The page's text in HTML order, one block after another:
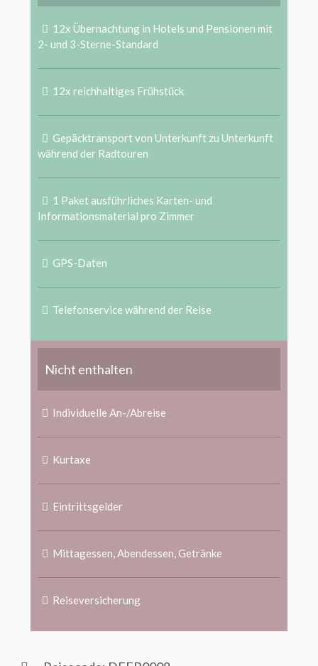
12x Übernachtung in Hotels und Pensionen mit
2- und 3-Sterne-Standard
12x reichhaltiges Frühstück
Gepäcktransport von Unterkunft zu Unterkunft
während der Radtouren
1 Paket ausführliches Karten- und
Informationsmaterial pro Zimmer
GPS-Daten
Telefonservice während der Reise
Nicht enthalten
Individuelle An-/Abreise
Kurtaxe
Eintrittsgelder
Mittagessen, Abendessen, Getränke
Reiseversicherung